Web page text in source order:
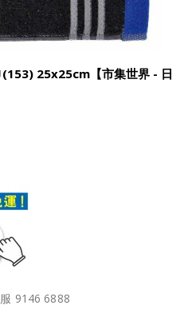
25x25cm【市集世界 - 日
9146 6888